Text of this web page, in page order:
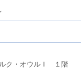
ク・オウルＩ １階